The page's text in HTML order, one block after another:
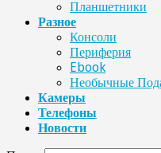
Планшетники
Разное
Консоли
Периферия
Ebook
Необычные
Камеры
Телефоны
Новости